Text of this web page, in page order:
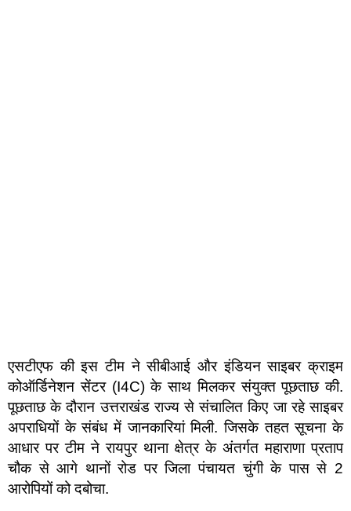
एसटीएफ की इस टीम ने सीबीआई और इंडियन साइबर क्राइम
कोऑर्डिनेशन सेंटर (I4C) के साथ मिलकर संयुक्त पूछताछ की.
पूछताछ के दौरान उत्तराखंड राज्य से संचालित किए जा रहे साइबर
अपराधियों के संबंध में जानकारियां मिली. जिसके तहत सूचना के
आधार पर टीम ने रायपुर थाना क्षेत्र के अंतर्गत महाराणा प्रताप
चौक से आगे थानों रोड पर जिला पंचायत चुंगी के पास से 2
आरोपियों को दबोचा.